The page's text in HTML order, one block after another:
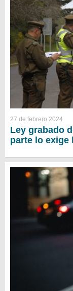
27 de febrero 2024
Ley grabado
parte lo exige